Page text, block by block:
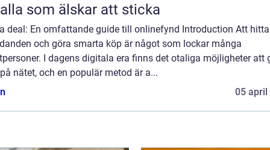
som älskar att sticka
deal: En omfattande guide till onlinefynd Introduction Att
och göra smarta köp är något som lockar många
I dagens digitala era finns det otaliga möjligheter att
nätet, och en populär metod är a...
05 april